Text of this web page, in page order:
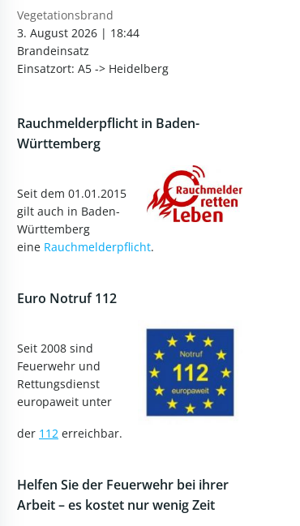
Vegetationsbrand
3. August 2026 | 18:44
Brandeinsatz
Einsatzort: A5 -> Heidelberg
Rauchmelderpflicht in Baden-
Württemberg
Seit dem 01.01.2015
gilt auch in Baden-
Württemberg
eine Rauchmelderpflicht.
Euro Notruf 112
Seit 2008 sind
Feuerwehr und
Rettungsdienst
europaweit unter
der 112 erreichbar.
Helfen Sie der Feuerwehr bei ihrer
Arbeit – es kostet nur wenig Zeit